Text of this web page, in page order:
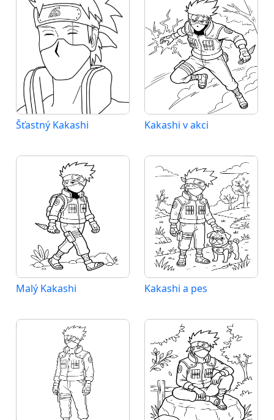
Šťastný Kakashi Kakashi v akci
Malý Kakashi Kakashi a pes